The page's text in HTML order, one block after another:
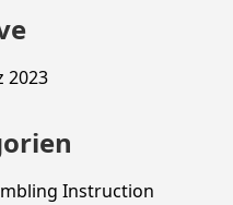
2023
Instruction